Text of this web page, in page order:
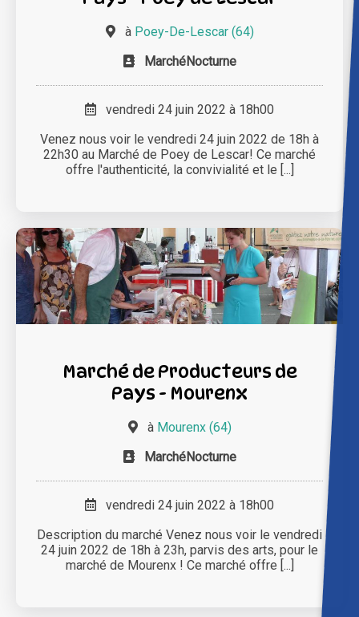
à Poey-De-Lescar (64)
MarchéNocturne
vendredi 24 juin 2022 à 18h00
Venez nous voir le vendredi 24 juin 2022 de 18h à
22h30 au Marché de Poey de Lescar! Ce marché
offre l'authenticité, la convivialité et le [...]
Marché de Producteurs de
Pays - Mourenx
à Mourenx (64)
MarchéNocturne
vendredi 24 juin 2022 à 18h00
Description du marché Venez nous voir le vendredi
24 juin 2022 de 18h à 23h, parvis des arts, pour le
marché de Mourenx ! Ce marché offre [...]